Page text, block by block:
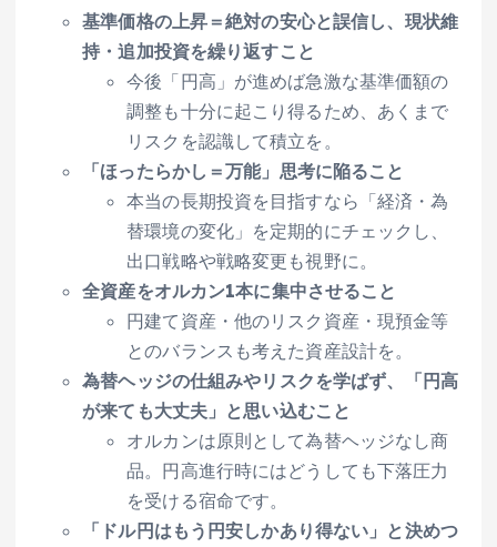
基準価格の上昇＝絶対の安心と誤信し、現状維
持・追加投資を繰り返すこと
今後「円高」が進めば急激な基準価額の
調整も十分に起こり得るため、あくまで
リスクを認識して積立を。
「ほったらかし＝万能」思考に陥ること
本当の長期投資を目指すなら「経済・為
替環境の変化」を定期的にチェックし、
出口戦略や戦略変更も視野に。
全資産をオルカン1本に集中させること
円建て資産・他のリスク資産・現預金等
とのバランスも考えた資産設計を。
為替ヘッジの仕組みやリスクを学ばず、「円高
が来ても大丈夫」と思い込むこと
オルカンは原則として為替ヘッジなし商
品。円高進行時にはどうしても下落圧力
を受ける宿命です。
「ドル円はもう円安しかあり得ない」と決めつ